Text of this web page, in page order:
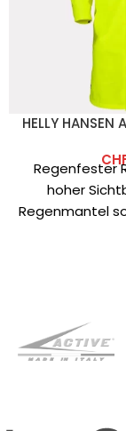
HELLY HANSEN
Regenfester
hoher
Regenmantel